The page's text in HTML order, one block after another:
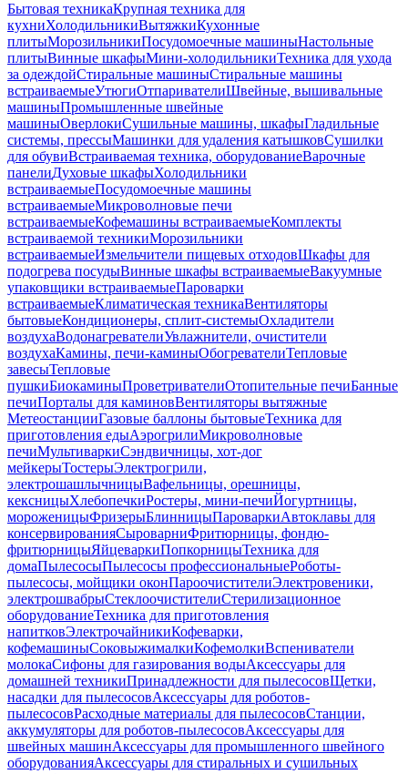
Бытовая техникаКрупная техника для
кухниХолодильникиВытяжкиКухонные
плитыМорозильникиПосудомоечные машиныНастольные
плитыВинные шкафыМини-холодильникиТехника для ухода
за одеждойСтиральные машиныСтиральные машины
встраиваемыеУтюгиОтпаривателиШвейные, вышивальные
машиныПромышленные швейные
машиныОверлокиСушильные машины, шкафыГладильные
системы, прессыМашинки для удаления катышковСушилки
для обувиВстраиваемая техника, оборудованиеВарочные
панелиДуховые шкафыХолодильники
встраиваемыеПосудомоечные машины
встраиваемыеМикроволновые печи
встраиваемыеКофемашины встраиваемыеКомплекты
встраиваемой техникиМорозильники
встраиваемыеИзмельчители пищевых отходовШкафы для
подогрева посудыВинные шкафы встраиваемыеВакуумные
упаковщики встраиваемыеПароварки
встраиваемыеКлиматическая техникаВентиляторы
бытовыеКондиционеры, сплит-системыОхладители
воздухаВодонагревателиУвлажнители, очистители
воздухаКамины, печи-каминыОбогревателиТепловые
завесыТепловые
пушкиБиокаминыПроветривателиОтопительные печиБанные
печиПорталы для каминовВентиляторы вытяжные
МетеостанцииГазовые баллоны бытовыеТехника для
приготовления едыАэрогрилиМикроволновые
печиМультиваркиСэндвичницы, хот-дог
мейкерыТостерыЭлектрогрили,
электрошашлычницыВафельницы, орешницы,
кексницыХлебопечкиРостеры, мини-печиЙогуртницы,
мороженицыФризерыБлинницыПароваркиАвтоклавы для
консервированияСыроварниФритюрницы, фондю-
фритюрницыЯйцеваркиПопкорницыТехника для
домаПылесосыПылесосы профессиональныеРоботы-
пылесосы, мойщики оконПароочистителиЭлектровеники,
электрошвабрыСтеклоочистителиСтерилизационное
оборудованиеТехника для приготовления
напитковЭлектрочайникиКофеварки,
кофемашиныСоковыжималкиКофемолкиВспениватели
молокаСифоны для газирования водыАксессуары для
домашней техникиПринадлежности для пылесосовЩетки,
насадки для пылесосовАксессуары для роботов-
пылесосовРасходные материалы для пылесосовСтанции,
аккумуляторы для роботов-пылесосовАксессуары для
швейных машинАксессуары для промышленного швейного
оборудованияАксессуары для стиральных и сушильных